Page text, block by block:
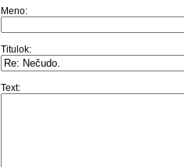
Meno:
Titulok:
Text: